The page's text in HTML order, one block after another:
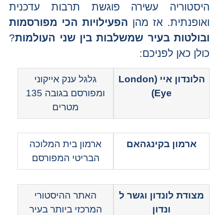
היסטוריה עשירה פוגשת תרבות עדכנית
ואופנתית. אז מהןהפעילויות הכי מפורסמות
ובולטות בעיר שמשלבות בין שני העולמות?
כולן כאן לפניכם:
הלונדון איי (London
Eye)
גלגל ענק אייקוני
ומפורסם בגובה 135
מטרים
ארמון בקינגהאם
ארמון בית המלוכה
הבריטי המפורסם
מצודת לונדון וגשר ל
ונדון
האתר ההיסטורי
המרכזי ביותר בעיר